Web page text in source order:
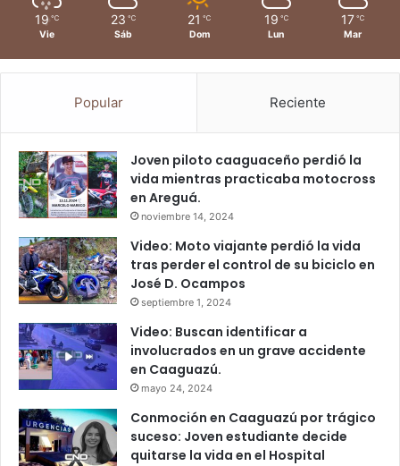
19 ℃
Vie
23 ℃
Sáb
21 ℃
Dom
19 ℃
Lun
17 ℃
Mar
Popular Reciente
Joven piloto caaguaceño perdió la
vida mientras practicaba motocross
en Areguá.
noviembre 14, 2024
Video: Moto viajante perdió la vida
tras perder el control de su biciclo en
José D. Ocampos
septiembre 1, 2024
Video: Buscan identificar a
involucrados en un grave accidente
en Caaguazú.
mayo 24, 2024
Conmoción en Caaguazú por trágico
suceso: Joven estudiante decide
quitarse la vida en el Hospital